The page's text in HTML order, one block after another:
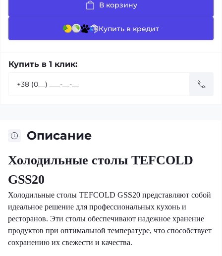
В корзину
Купить в кредит
Купить в 1 клик:
Описание
Холодильные столы TEFCOLD
GSS20
Холодильные столы TEFCOLD GSS20 представляют собой
идеальное решение для профессиональных кухонь и
ресторанов. Эти столы обеспечивают надежное хранение
продуктов при оптимальной температуре, что способствует
сохранению их свежести и качества.